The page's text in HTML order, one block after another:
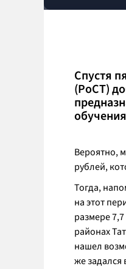
Спустя
(РоСТ)
Вероятно,
рублей,
Тогда,
на этот
размере
районах
нашел
же задался